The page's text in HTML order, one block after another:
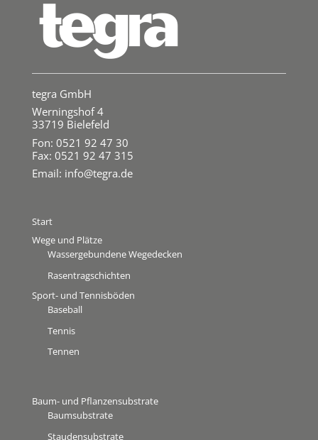
tegra GmbH
Werningshof 4
33719 Bielefeld
Fon: 0521 92 47 30
Fax: 0521 92 47 315
Email: info@tegra.de
Start
Wege und Plätze
Wassergebundene Wegedecken
Rasentragschichten
Sport- und Tennisböden
Baseball
Tennis
Tennen
Baum- und Pflanzensubstrate
Baumsubstrate
Staudensubstrate